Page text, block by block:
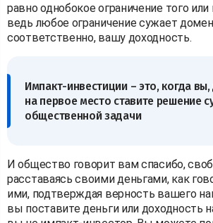
равно однобокое ограничение того или
ведь любое ограничение сужает
соответственно, вашу доходность.
Импакт-инвестиции – это, когда
на первое место ставите решение
общественной задачи
И общество говорит вам спасибо,
расставаясь своими деньгами, как
ими, подтверждая верность вашего
вы поставите деньги или доходность